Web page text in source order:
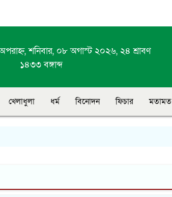
শনিবার, ০৮ অগাস্ট ২০২৬, ২৪ শ্রাবণ
১৪৩৩ বঙ্গাব্দ
খেলাধুলা ধর্ম বিনোদন ফিচার মতামত